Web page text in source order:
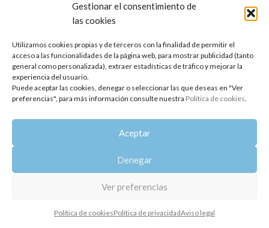
Gestionar el consentimiento de
las cookies
Utilizamos cookies propias y de terceros con la finalidad de permitir el
acceso a las funcionalidades de la página web, para mostrar publicidad (tanto
general como personalizada), extraer estadísticas de tráfico y mejorar la
experiencia del usuario.
Puede aceptar las cookies, denegar o seleccionar las que deseas en "Ver
preferencias", para más información consulte nuestra Política de cookies.
Aceptar
Denegar
Ver preferencias
Política de cookiesPolítica de privacidadAviso legal
Copyright 2014-2025
Política de privacidad Aviso legal | Política de cookies